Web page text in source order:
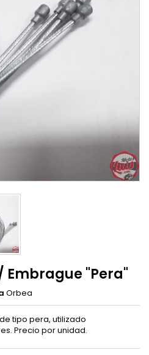
Embrague "Pera"
Orbea
tipo pera, utilizado
Precio por unidad.